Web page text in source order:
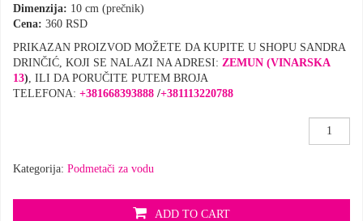
Dimenzija: 10 cm (prečnik)
Cena: 360 RSD
PRIKAZAN PROIZVOD MOŽETE DA KUPITE U SHOPU SANDRA
DRINČIĆ, KOJI SE NALAZI NA ADRESI: ZEMUN (VINARSKA
13) , ILI DA PORUČITE PUTEM BROJA
TELEFONA: +381668393888 /+381113220788
Podmetač
Kategorija: Podmetači za vodu
ADD TO CART